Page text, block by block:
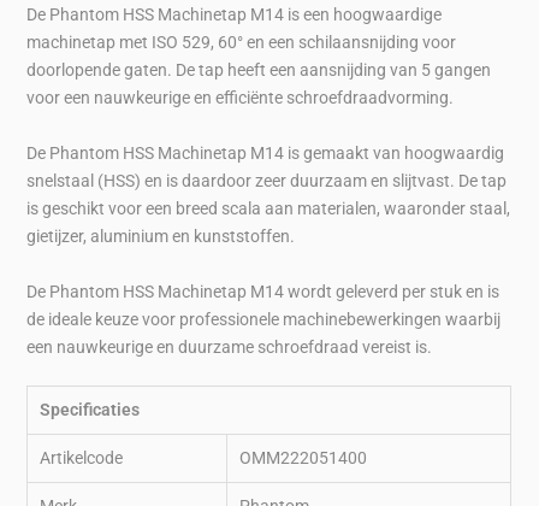
De Phantom HSS Machinetap M14 is een hoogwaardige
machinetap met ISO 529, 60° en een schilaansnijding voor
doorlopende gaten. De tap heeft een aansnijding van 5 gangen
voor een nauwkeurige en efficiënte schroefdraadvorming.
De Phantom HSS Machinetap M14 is gemaakt van hoogwaardig
snelstaal (HSS) en is daardoor zeer duurzaam en slijtvast. De tap
is geschikt voor een breed scala aan materialen, waaronder staal,
gietijzer, aluminium en kunststoffen.
De Phantom HSS Machinetap M14 wordt geleverd per stuk en is
de ideale keuze voor professionele machinebewerkingen waarbij
een nauwkeurige en duurzame schroefdraad vereist is.
Specificaties
Artikelcode OMM222051400